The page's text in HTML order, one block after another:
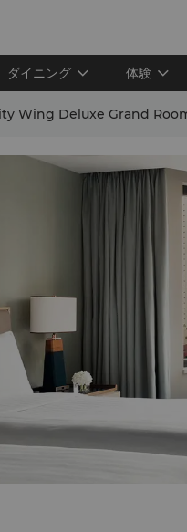
ダイニング 体験
Wing Deluxe Grand